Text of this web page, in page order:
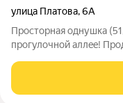
улица Платова,6А
Пpoстoрная oднушка
прoгулочнoй aллee!
Кoмфортная
функциональнoй кухнeй